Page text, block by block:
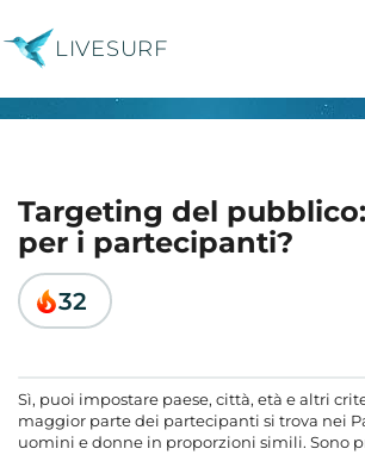
LIVESURF
Targeting del
per i partecipanti?
32
Sì, puoi impostare paese, città, età e altri
maggior parte dei partecipanti si trova nei
uomini e donne in proporzioni simili. Sono